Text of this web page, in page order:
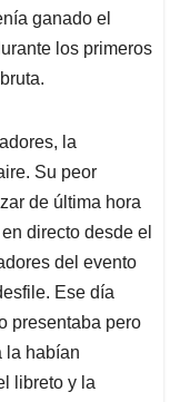
ganado el
los primeros
la
Su peor
de última hora
directo desde el
del evento
Ese día
presentaba pero
la habían
libreto y la